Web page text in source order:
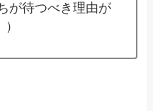
が待つべき理由が